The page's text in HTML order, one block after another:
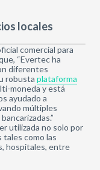
locales
comercial para
“Evertec ha
diferentes
robusta plataforma
moneda y está
ayudado a
múltiples
utilizada no solo por
como las
hospitales, entre